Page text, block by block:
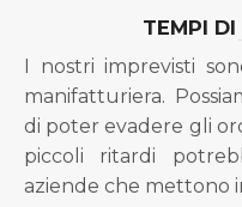
TEMPI
I nostri imprevisti
manifatturiera.
di poter evadere gli
piccoli ritardi
aziende che mettono